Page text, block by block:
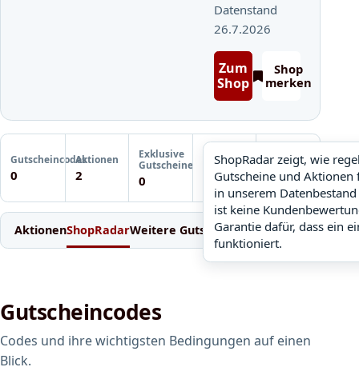
Datenstand
26.7.2026
Zum
Shop
Shop
merken
Gutscheincodes
0
Aktionen
2
Exklusive
Gutscheine
0
ShopRadar
noch keine Daten
ShopRadar zeigt, wie
Gutscheine und Aktionen
in unserem
ist keine
Garantie dafür, dass ein
funktioniert.
Letzte
Gutscheinprüfung
Noch keine
Prüfung
AktionenShopRadarWeitere GutscheineEinlösen
Gutscheincodes
Codes und ihre wichtigsten Bedingungen auf einen
Blick.